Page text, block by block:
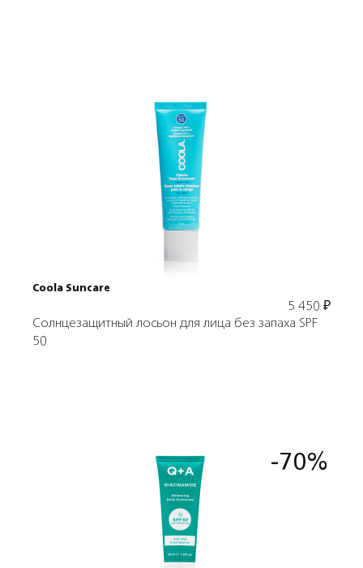
Подробнее
В корзину
Coola Suncare
5 450 ₽
Солнцезащитный лосьон для лица без запаха SPF
50
-70%
Подробнее
В корзину